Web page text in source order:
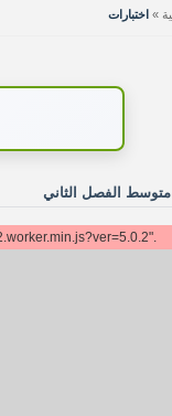
» اختبارات
متوسط الفصل الثاني